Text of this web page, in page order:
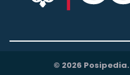
© 2026